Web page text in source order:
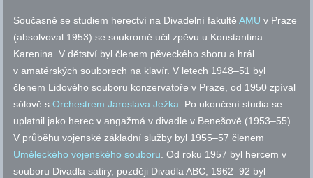
Současně se studiem herectví na Divadelní fakultěAMU v Praze
(absolvoval 1953) se soukromě učil zpěvu u Konstantina
Karenina. V dětství byl členem pěveckého sboru a hrál
v amatérských souborech na klavír. V letech 1948–51 byl
členem Lidového souboru konzervatoře v Praze, od 1950 zpíval
sólově sOrchestrem Jaroslava Ježka. Po ukončení studia se
uplatnil jako herec v angažmá v divadle v Benešově (1953–55).
V průběhu vojenské základní služby byl 1955–57 členem
Uměleckého vojenského souboru. Od roku 1957 byl hercem v
souboru Divadla satiry, později Divadla ABC, 1962–92 byl